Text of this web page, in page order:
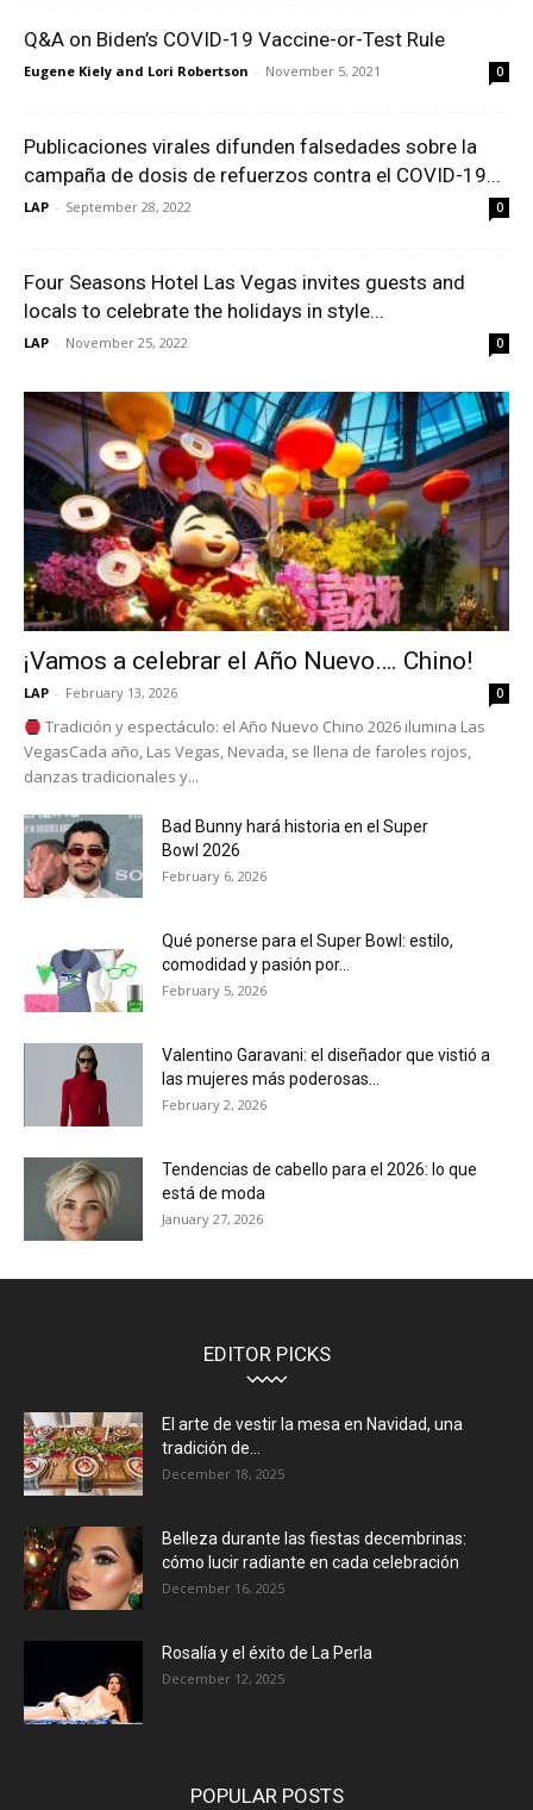
Q&A on Biden’s COVID-19 Vaccine-or-Test Rule
Eugene Kiely and Lori Robertson - November 5, 2021 0
Publicaciones virales difunden falsedades sobre la
campaña de dosis de refuerzos contra el COVID-19...
LAP - September 28, 2022 0
Four Seasons Hotel Las Vegas invites guests and
locals to celebrate the holidays in style...
LAP - November 25, 2022 0
¡Vamos a celebrar el Año Nuevo…. Chino!
LAP - February 13, 2026 0
Tradición y espectáculo: el Año Nuevo Chino 2026 ilumina Las
VegasCada año, Las Vegas, Nevada, se llena de faroles rojos,
danzas tradicionales y...
Bad Bunny hará historia en el Super
Bowl 2026
February 6, 2026
Qué ponerse para el Super Bowl: estilo,
comodidad y pasión por...
February 5, 2026
Valentino Garavani: el diseñador que vistió a
las mujeres más poderosas...
February 2, 2026
Tendencias de cabello para el 2026: lo que
está de moda
January 27, 2026
EDITOR PICKS
El arte de vestir la mesa en Navidad, una
tradición de...
December 18, 2025
Belleza durante las fiestas decembrinas:
cómo lucir radiante en cada celebración
December 16, 2025
Rosalía y el éxito de La Perla
December 12, 2025
POPULAR POSTS